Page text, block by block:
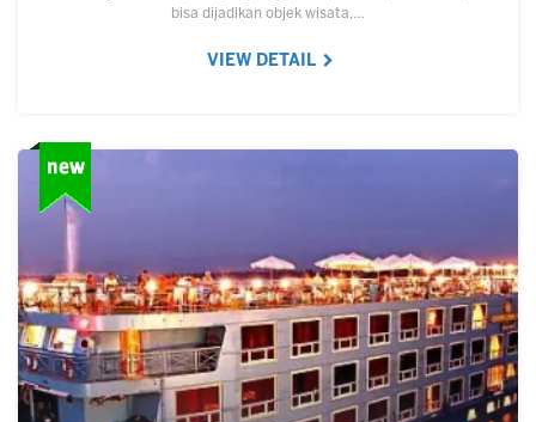
bisa dijadikan objek wisata,…
VIEW DETAIL